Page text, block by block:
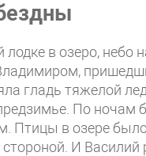
в озеро, небо
гладь тяжелой
По ночам
Птицы в озере
И